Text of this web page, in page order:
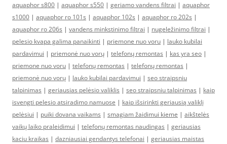
aquaphor s800 | aquaphor s550 | geriamo vandens filtrai | aquaphor
s1000 | aquaphor ro 101s | aquaphor 102s | aquaphor ro 202s |
aquaphor ro 206s | vandens minkstinimo filtrai | nugeležinimo filtrai |
pelesio kvapa galima panaikinti | priemone nuo voru | lauko kubilai
pardavimui | priemonė nuo vorų | telefonų remontas | kas yra seo |
priemone nuo voru | telefonų remontas | telefonų remontas |
priemonė nuo vorų | lauko kubilai pardavimui | seo straipsniu
talpinimas | geriausias pelėsio valiklis | seo straipsniu talpinimas | kaip
isvengti pelesio atsiradimo namuose | kaip išsirinkti geriausią valiklį
pelėsiui | puiki dovana vaikams | smagiam žaidimui kieme | aikštelės
vaikų laiko praleidimui | telefonų remontas naudingas | geriausias
kaciu kraikas | dazniausiai gendantys telefonai | geriausias maistas